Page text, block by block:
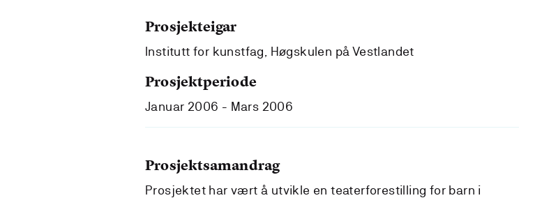
Prosjekteigar
Institutt for kunstfag, Høgskulen på Vestlandet
Prosjektperiode
Januar 2006 - Mars 2006
Prosjektsamandrag
Prosjektet har vært å utvikle en teaterforestilling for barn i